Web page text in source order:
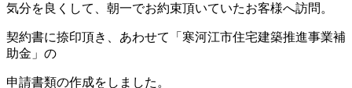
気分を良くして、朝一でお約束頂いていたお客様へ訪問。
契約書に捺印頂き、あわせて「寒河江市住宅建築推進事業補
助金」の
申請書類の作成をしました。